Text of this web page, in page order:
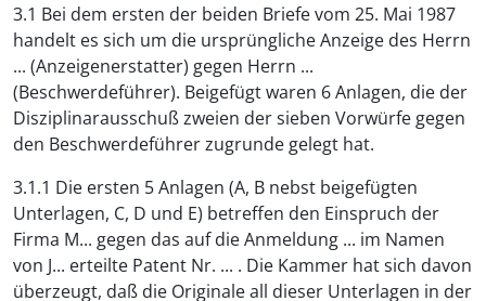
3.1 Bei dem ersten der beiden Briefe vom 25. Mai 1987
handelt es sich um die ursprüngliche Anzeige des Herrn
... (Anzeigenerstatter) gegen Herrn ...
(Beschwerdeführer). Beigefügt waren 6 Anlagen, die der
Disziplinarausschuß zweien der sieben Vorwürfe gegen
den Beschwerdeführer zugrunde gelegt hat.
3.1.1 Die ersten 5 Anlagen (A, B nebst beigefügten
Unterlagen, C, D und E) betreffen den Einspruch der
Firma M... gegen das auf die Anmeldung ... im Namen
von J... erteilte Patent Nr. ... . Die Kammer hat sich davon
überzeugt, daß die Originale all dieser Unterlagen in der